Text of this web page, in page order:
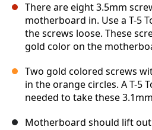
There are eight 3.5mm
motherboard in. Use a T-5
the screws loose. These
gold color on the
Two gold colored screws
in the orange circles. A T-5
needed to take these
Motherboard should lift out